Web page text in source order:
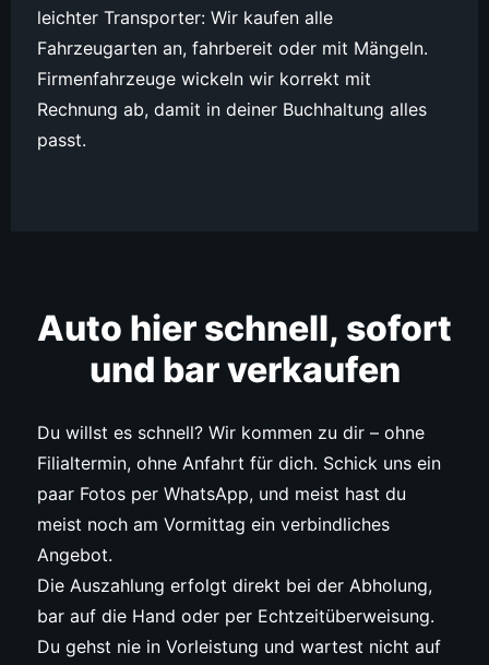
leichter Transporter: Wir kaufen alle
Fahrzeugarten an, fahrbereit oder mit Mängeln.
Firmenfahrzeuge wickeln wir korrekt mit
Rechnung ab, damit in deiner Buchhaltung alles
passt.
Auto hier schnell, sofort
und bar verkaufen
Du willst es schnell? Wir kommen zu dir – ohne
Filialtermin, ohne Anfahrt für dich. Schick uns ein
paar Fotos per WhatsApp, und meist hast du
meist noch am Vormittag ein verbindliches
Angebot.
Die Auszahlung erfolgt direkt bei der Abholung,
bar auf die Hand oder per Echtzeitüberweisung.
Du gehst nie in Vorleistung und wartest nicht auf